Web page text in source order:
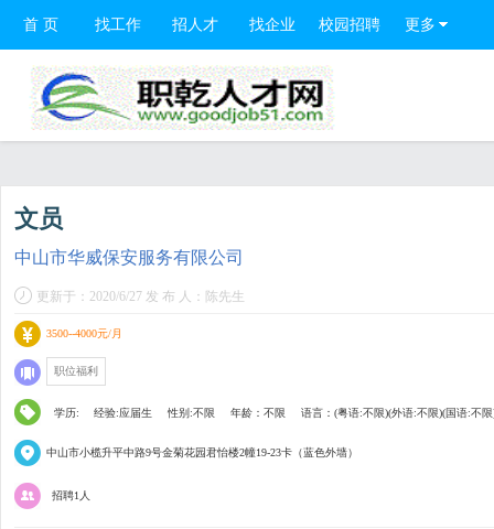
首 页 找工作 招人才 找企业 校园招聘 更多
文员
中山市华威保安服务有限公司
更新于：2020/6/27 发 布 人：陈先生
3500--4000元/月
职位福利
学历: 经验:应届生 性别:不限 年龄：不限 语言：(粤语:不限)(外语:不限)(国语:不
中山市小榄升平中路9号金菊花园君怡楼2幢19-23卡（蓝色外墙）
招聘1人